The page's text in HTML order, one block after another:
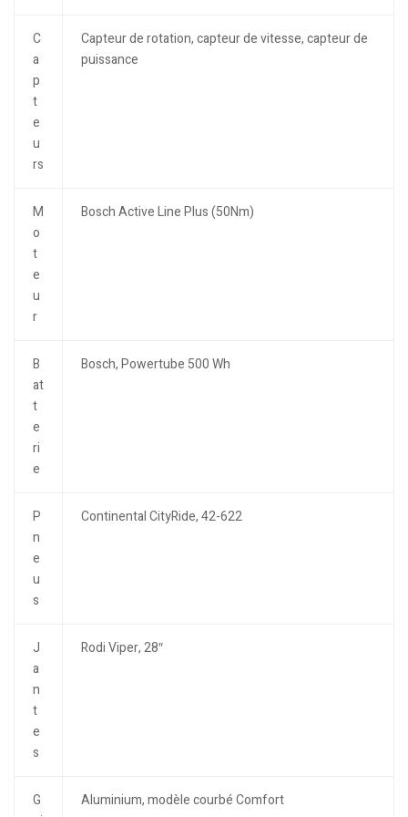
C
a
p
t
e
u
rs
Capteur de rotation, capteur de vitesse, capteur de
puissance
M
o
t
e
u
r
Bosch Active Line Plus (50Nm)
B
at
t
e
ri
e
Bosch, Powertube 500 Wh
P
n
e
u
s
Continental CityRide, 42-622
J
a
n
t
e
s
Rodi Viper, 28″
G
Aluminium, modèle courbé Comfort